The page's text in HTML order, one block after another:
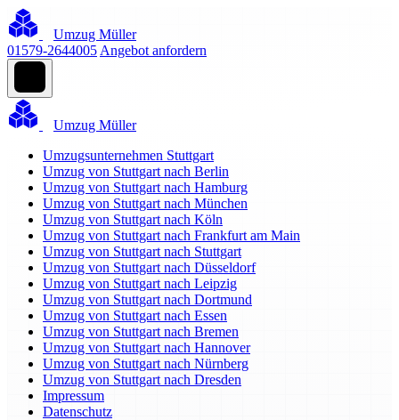
Umzug Müller
01579-2644005 Angebot anfordern
Umzug Müller
Umzugsunternehmen Stuttgart
Umzug von Stuttgart nach Berlin
Umzug von Stuttgart nach Hamburg
Umzug von Stuttgart nach München
Umzug von Stuttgart nach Köln
Umzug von Stuttgart nach Frankfurt am Main
Umzug von Stuttgart nach Stuttgart
Umzug von Stuttgart nach Düsseldorf
Umzug von Stuttgart nach Leipzig
Umzug von Stuttgart nach Dortmund
Umzug von Stuttgart nach Essen
Umzug von Stuttgart nach Bremen
Umzug von Stuttgart nach Hannover
Umzug von Stuttgart nach Nürnberg
Umzug von Stuttgart nach Dresden
Impressum
Datenschutz